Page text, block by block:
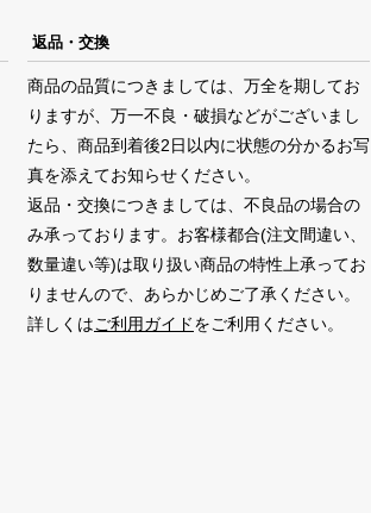
返品・交換
商品の品質につきましては、万全を期してお
りますが、万一不良・破損などがございまし
たら、商品到着後2日以内に状態の分かるお写
真を添えてお知らせください。
返品・交換につきましては、不良品の場合の
み承っております。お客様都合(注文間違い、
数量違い等)は取り扱い商品の特性上承ってお
りませんので、あらかじめご了承ください。
詳しくはご利用ガイドをご利用ください。